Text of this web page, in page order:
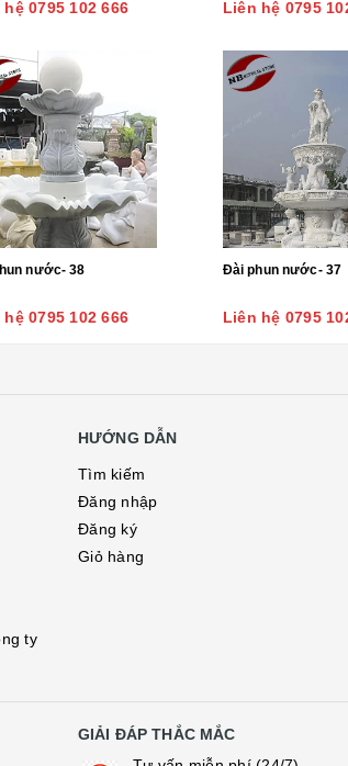
0795 102 666 Liên hệ 0795
nước- 38
0795 102 666
Đài phun nước- 37
Liên hệ 0795
ty
HƯỚNG DẪN
Tìm kiếm
Đăng nhập
Đăng ký
Giỏ hàng
GIẢI ĐÁP THẮC MẮC